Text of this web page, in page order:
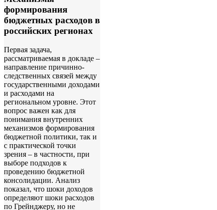
формирования
бюджетных расходов в
российских регионах
Первая задача,
рассматриваемая в докладе –
направление причинно-
следственных связей между
государственными доходами
и расходами на
региональном уровне. Этот
вопрос важен как для
понимания внутренних
механизмов формирования
бюджетной политики, так и
с практической точки
зрения – в частности, при
выборе подходов к
проведению бюджетной
консолидации. Анализ
показал, что шоки доходов
определяют шоки расходов
по Грейнджеру, но не